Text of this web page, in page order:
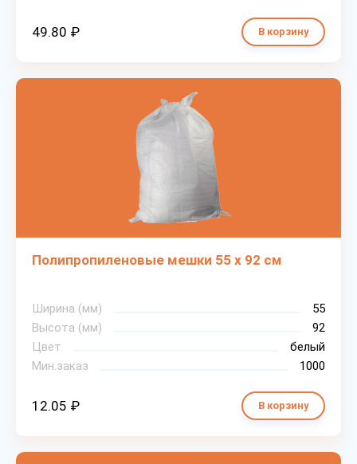
49.80 ₽ В корзину
Полипропиленовые мешки 55 х 92 см
Ширина (мм)
55
Высота (мм)
92
Цвет
белый
Мин.заказ
1000
12.05 ₽ В корзину